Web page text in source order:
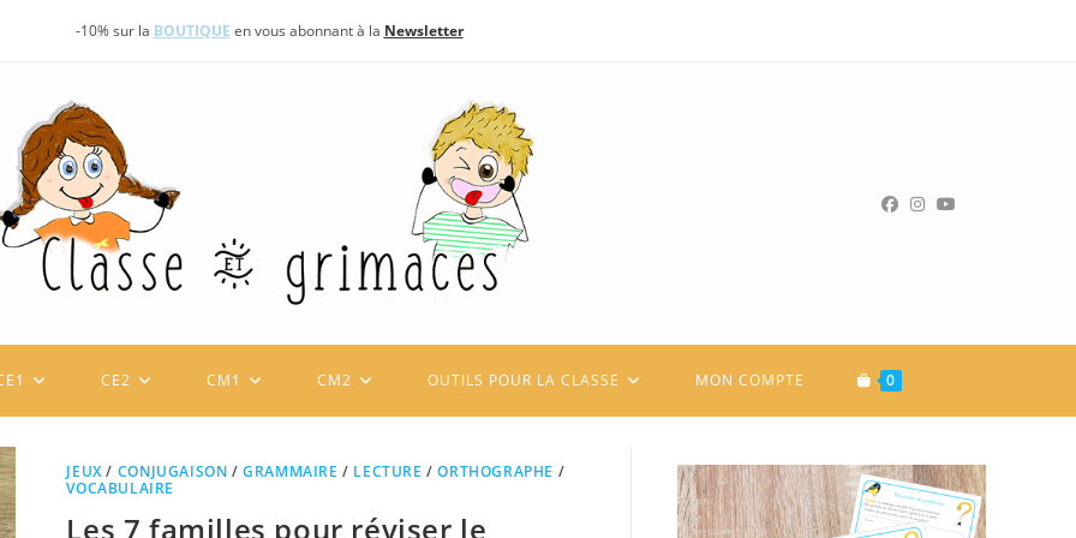
-10% sur la BOUTIQUE en vous abonnant à la Newsletter
CE2 CM1 CM2 OUTILS POUR LA CLASSE MON COMPTE 0
JEUX/ CONJUGAISON /GRAMMAIRE / LECTURE /ORTHOGRAPHE /
VOCABULAIRE
Les 7 familles pour réviser le